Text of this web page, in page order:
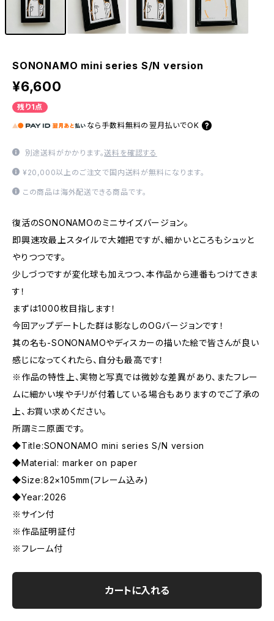
SONONAMO mini series S/N version
¥6,600
残り1点
なら 手数料無料の 翌月払いでOK
別途送料がかかります。送料を確認する
¥20,000以上のご注文で国内送料が無料になります。
この商品は海外配送できる商品です。
復活のSONONAMOのミニサイズバージョン。
即興速攻最上スタイルで大雑把ですが、細かいところもシュッと
やりつつです。
少しづつですが変化球も加えつつ、本作品から連番もつけてきま
す！
まずは1000枚目指します！
今回アップデートした群は影なしのOGバージョンです！
其の名も-SONONAMOやディスカーの描いた絵で皆さんが良い
感じになってくれたら、自分も最高です！
※作品の特性上、実物と写真では微妙な差異があり、またフレー
ムに細かい埃やチリが付着している場合もありますのでご了承の
上、お買い求めください。
所謂ミニ原画です。
◆Title:SONONAMO mini series S/N version
◆Material: marker on paper
◆Size:82×105mm(フレーム込み)
◆Year:2026
※サイン付
※作品証明証付
※フレーム付
カートに入れる